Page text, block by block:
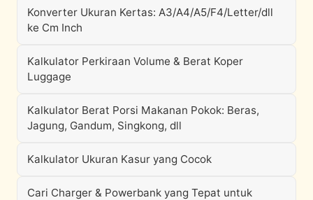
Konverter Ukuran Kertas: A3/A4/A5/F4/Letter/dll
ke Cm Inch
Kalkulator Perkiraan Volume & Berat Koper
Luggage
Kalkulator Berat Porsi Makanan Pokok: Beras,
Jagung, Gandum, Singkong, dll
Kalkulator Ukuran Kasur yang Cocok
Cari Charger & Powerbank yang Tepat untuk